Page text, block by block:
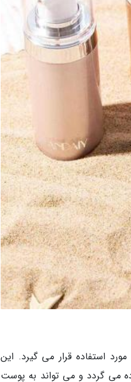
استفاده قرار می گیرد. این
می گردد و می تواند به پوست